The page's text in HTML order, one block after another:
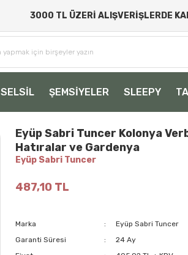
3000 TL ÜZERİ ALIŞVERİŞLERDE
SELSİL ŞEMSİYELER SLEEPY
Eyüp Sabri Tuncer Kolonya
Hatıralar ve Gardenya
Eyüp Sabri Tuncer
487,10 TL
Marka
Eyüp Sabri Tuncer
Garanti Süresi
24 Ay